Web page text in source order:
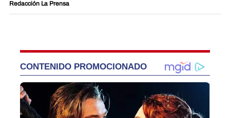
Redacción La Prensa
CONTENIDO PROMOCIONADO